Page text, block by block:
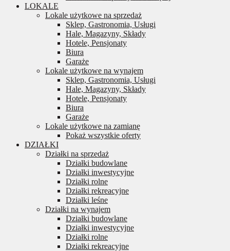
LOKALE
Lokale użytkowe na sprzedaż
Sklep, Gastronomia, Usługi
Hale, Magazyny, Składy
Hotele, Pensjonaty
Biura
Garaże
Lokale użytkowe na wynajem
Sklep, Gastronomia, Usługi
Hale, Magazyny, Składy
Hotele, Pensjonaty
Biura
Garaże
Lokale użytkowe na zamianę
Pokaż wszystkie oferty
DZIAŁKI
Działki na sprzedaż
Działki budowlane
Działki inwestycyjne
Działki rolne
Działki rekreacyjne
Działki leśne
Działki na wynajem
Działki budowlane
Działki inwestycyjne
Działki rolne
Działki rekreacyjne